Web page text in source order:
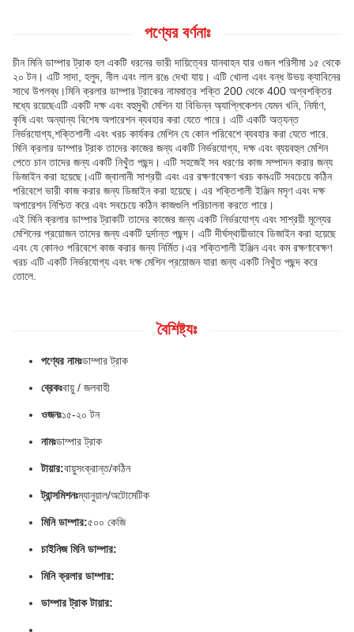
পণ্যের বর্ণনাঃ
চীন মিনি ডাম্পার ট্রাক হল একটি ধরনের ভারী দায়িত্বের যানবাহন যার ওজন পরিসীমা ১৫ থেকে
২০ টন। এটি সাদা, হলুদ, নীল এবং লাল রঙে দেখা যায়। এটি খোলা এবং বন্ধ উভয় ক্যাবিনের
সাথে উপলব্ধ।মিনি ক্রলার ডাম্পার ট্রাকের নামমাত্র শক্তি 200 থেকে 400 অশ্বশক্তির
মধ্যে রয়েছেএটি একটি দক্ষ এবং বহুমুখী মেশিন যা বিভিন্ন অ্যাপ্লিকেশন যেমন খনি, নির্মাণ,
কৃষি এবং অন্যান্য বিশেষ অপারেশন ব্যবহার করা যেতে পারে। এটি একটি অত্যন্ত
নির্ভরযোগ্য,শক্তিশালী এবং খরচ কার্যকর মেশিন যে কোন পরিবেশে ব্যবহার করা যেতে পারে.
মিনি ক্রলার ডাম্পার ট্রাক তাদের কাজের জন্য একটি নির্ভরযোগ্য, দক্ষ এবং ব্যয়বহুল মেশিন
পেতে চান তাদের জন্য একটি নিখুঁত পছন্দ। এটি সহজেই সব ধরণের কাজ সম্পাদন করার জন্য
ডিজাইন করা হয়েছে।এটি জ্বালানী সাশ্রয়ী এবং এর রক্ষণাবেক্ষণ খরচ কমএটি সবচেয়ে কঠিন
পরিবেশে ভারী কাজ করার জন্য ডিজাইন করা হয়েছে। এর শক্তিশালী ইঞ্জিন মসৃণ এবং দক্ষ
অপারেশন নিশ্চিত করে এবং সবচেয়ে কঠিন কাজগুলি পরিচালনা করতে পারে।
এই মিনি ক্রলার ডাম্পার ট্রাকটি তাদের কাজের জন্য একটি নির্ভরযোগ্য এবং সাশ্রয়ী মূল্যের
মেশিনের প্রয়োজন তাদের জন্য একটি দুর্দান্ত পছন্দ। এটি দীর্ঘস্থায়ীভাবে ডিজাইন করা হয়েছে
এবং যে কোনও পরিবেশে কাজ করার জন্য নির্মিত।এর শক্তিশালী ইঞ্জিন এবং কম রক্ষণাবেক্ষণ
খরচ এটি একটি নির্ভরযোগ্য এবং দক্ষ মেশিন প্রয়োজন যারা জন্য একটি নিখুঁত পছন্দ করে
তোলে.
বৈশিষ্ট্যঃ
পণ্যের নামঃডাম্পার ট্রাক
ব্রেকঃবায়ু / জলবাহী
ওজনঃ১৫-২০ টন
নামঃডাম্পার ট্রাক
টায়ার:বায়ুসংক্রান্ত/কঠিন
ট্রান্সমিশনঃম্যানুয়াল/অটোমেটিক
মিনি ডাম্পার:৫০০ কেজি
চাইনিজ মিনি ডাম্পার:
মিনি ক্রলার ডাম্পার:
ডাম্পার ট্রাক টায়ার: